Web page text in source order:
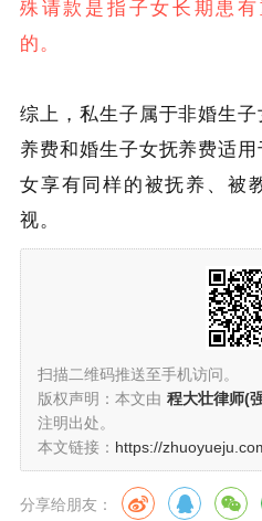
殊请款是指子女长期患
的。
综上，私生子属于非婚生
养费和婚生子女抚养费适
女享有同样的被抚养、被
视。
扫描二维码推送至手机访问。
版权声明：本文由 程大壮律师(
注明出处。
本文链接： https://
分享给朋友：